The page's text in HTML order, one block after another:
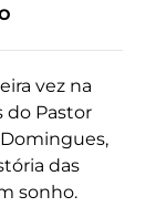
vez na
do Pastor
das
sonho.